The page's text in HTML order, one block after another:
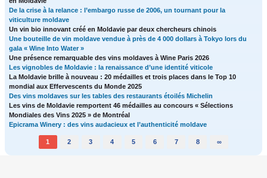
De la crise à la relance : l’embargo russe de 2006, un tournant pour la
viticulture moldave
Un vin bio innovant créé en Moldavie par deux chercheurs chinois
Une bouteille de vin moldave vendue à près de 4 000 dollars à Tokyo lors du
gala « Wine Into Water »
Une présence remarquable des vins moldaves à Wine Paris 2026
Les vignobles de Moldavie : la renaissance d’une identité viticole
La Moldavie brille à nouveau : 20 médailles et trois places dans le Top 10
mondial aux Effervescents du Monde 2025
Des vins moldaves sur les tables des restaurants étoilés Michelin
Les vins de Moldavie remportent 46 médailles au concours « Sélections
Mondiales des Vins 2025 » de Montréal
Epicrama Winery : des vins audacieux et l’authenticité moldave
1 2 3 4 5 6 7 8 ∞